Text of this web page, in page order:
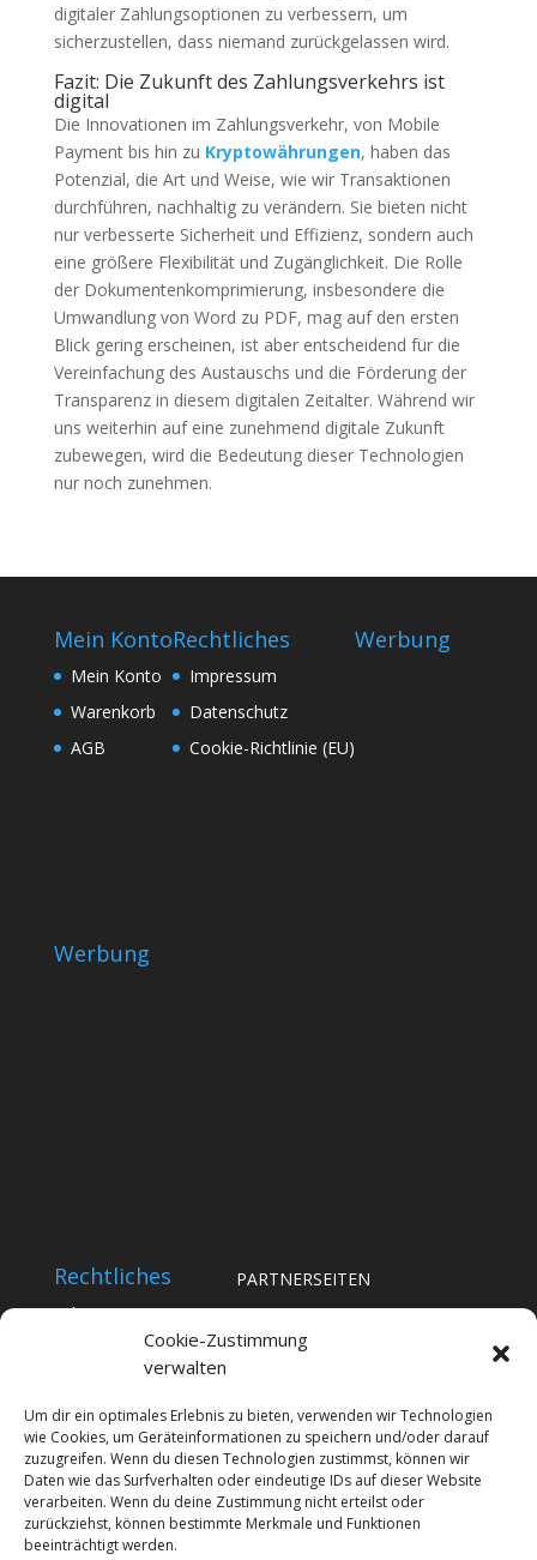
Cookie-Zustimmung
verwalten
Um dir ein optimales Erlebnis zu bieten, verwenden wir Technologien
wie Cookies, um Geräteinformationen zu speichern und/oder darauf
zuzugreifen. Wenn du diesen Technologien zustimmst, können wir
Daten wie das Surfverhalten oder eindeutige IDs auf dieser Website
verarbeiten. Wenn du deine Zustimmung nicht erteilst oder
zurückziehst, können bestimmte Merkmale und Funktionen
beeinträchtigt werden.
digitaler Zahlungsoptionen zu verbessern, um
sicherzustellen, dass niemand zurückgelassen wird.
Fazit: Die Zukunft des Zahlungsverkehrs ist
digital
Die Innovationen im Zahlungsverkehr, von Mobile
Payment bis hin zu Kryptowährungen, haben das
Potenzial, die Art und Weise, wie wir Transaktionen
durchführen, nachhaltig zu verändern. Sie bieten nicht
nur verbesserte Sicherheit und Effizienz, sondern auch
eine größere Flexibilität und Zugänglichkeit. Die Rolle
der Dokumentenkomprimierung, insbesondere die
Umwandlung von Word zu PDF, mag auf den ersten
Blick gering erscheinen, ist aber entscheidend für die
Vereinfachung des Austauschs und die Förderung der
Transparenz in diesem digitalen Zeitalter. Während wir
uns weiterhin auf eine zunehmend digitale Zukunft
zubewegen, wird die Bedeutung dieser Technologien
nur noch zunehmen.
Mein Konto
Mein Konto
Warenkorb
AGB
Rechtliches
Impressum
Datenschutz
Cookie-Richtlinie (EU)
Werbung
Werbung
Rechtliches
Impressum
Datenschutz
PARTNERSEITEN
BYC-Messe
Promiplus
imOffice